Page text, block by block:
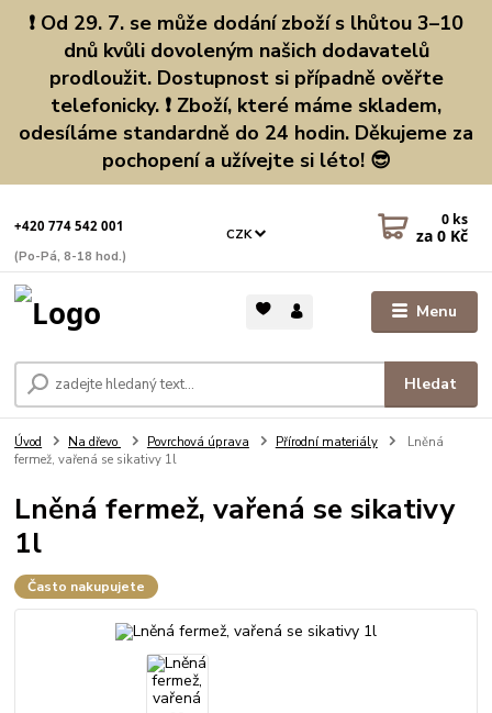
❗ Od 29. 7. se může dodání zboží s lhůtou 3–10
dnů kvůli dovoleným našich dodavatelů
prodloužit. Dostupnost si případně ověřte
telefonicky. ❗ Zboží, které máme skladem,
odesíláme standardně do 24 hodin. Děkujeme za
pochopení a užívejte si léto! 😎
Menu
CZK
Hledat
+420 774 542 001
(Po-Pá, 8-18 hod.)
0 ks
za 0 Kč
Úvod Na dřevo Povrchová úprava Přírodní materiály
Lněná
fermež, vařená se sikativy 1l
Lněná fermež, vařená se sikativy
1l
Často nakupujete